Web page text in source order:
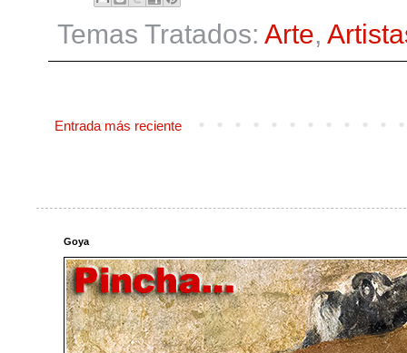
Temas Tratados: Arte,
Entrada más reciente
Goya